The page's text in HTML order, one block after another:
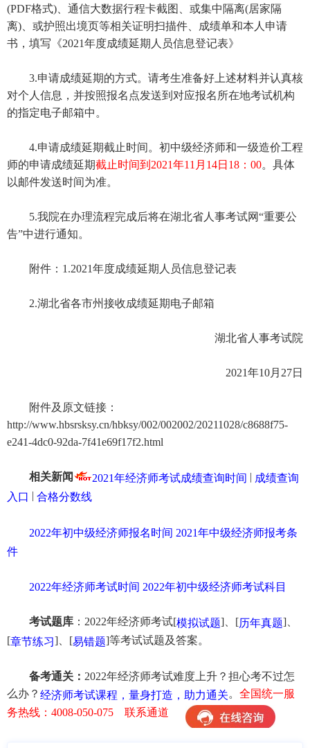
(PDF格式)、通信大数据行程卡截图、或集中隔离(居家隔
离)、或护照出境页等相关证明扫描件、成绩单和本人申请
书，填写《2021年度成绩延期人员信息登记表》
3.申请成绩延期的方式。请考生准备好上述材料并认真核
对个人信息，并按照报名点发送到对应报名所在地考试机构
的指定电子邮箱中。
4.申请成绩延期截止时间。初中级经济师和一级造价工程
师的申请成绩延期截止时间到2021年11月14日18：00。具体
以邮件发送时间为准。
5.我院在办理流程完成后将在湖北省人事考试网“重要公
告”中进行通知。
附件：1.2021年度成绩延期人员信息登记表
2.湖北省各市州接收成绩延期电子邮箱
湖北省人事考试院
2021年10月27日
附件及原文链接：
http://www.hbsrsksy.cn/hbksy/002/002002/20211028/c8688f75-
e241-4dc0-92da-7f41e69f17f2.html
相关新闻 2021年经济师考试成绩查询时间 | 成绩查询
入口 | 合格分数线
2022年初中级经济师报名时间 2021年中级经济师报考条
件
2022年经济师考试时间 2022年初中级经济师考试科目
考试题库 ：2022年经济师考试[模拟试题]、[历年真题]、
[章节练习]、[易错题]等考试试题及答案。
备考通关： 2022年经济师考试难度上升？担心考不过怎
么办？ 经济师考试课程，量身打造，助力通关。 全国统一服
务热线：4008-050-075 联系通道